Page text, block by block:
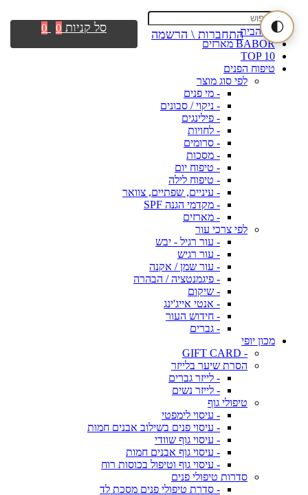
🌓דף הבית
BABOR מארזים
TOP 10
טיפוח הפנים
לפי סוג מוצר
- מי פנים
- ניקוי / סבונים
- פילינגים
- לחויות
- סרומים
- מסכות
- טיפוח יום
- טיפוח לילה
- עיניים, שפתיים, צוואר
- מקדמי הגנה SPF
- מארזים
לפי צרכי עור
- עור רגיל - יבש
- עור רגיש
- עור שמן / אקנה
- פיגמנטציה / הבהרה
- שיקום
- אנטי אייג'ינג
- חידוש העור
- גברים
מכון יופי
- GIFT CARD
הסרת שיער בלייזר
- לייזר גברים
- לייזר נשים
טיפולי גוף
- עיסוי לימפטי
- עיסוי פנים בשילוב אבנים חמות
- עיסוי גוף שוודי
- עיסוי גוף אבנים חמות
- עיסוי גוף וטיפול בכוסות רוח
סדרות טיפולי פנים
- סדרת טיפולי פנים מסכת לד
התחברות \ הרשמה סל קניות 0
0